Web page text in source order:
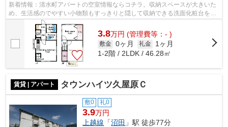
新着情報：清水町アパートの空室情報ならコチラ。収納スペースが大きいた
め、生活感のでやすい小物類もすっきりと隠して収納できる洗面化粧台を採
用しております。収納はクロゼット・...
3.8万円 (管理費等：- )
敷金 0ヶ月 礼金
1ヶ月
1-2階 / 2LDK / 46.28㎡
賃貸 | アパート タウンハイツ久屋原Ｃ
敷0 礼0
3.9万円
上越線 「沼田 」駅 徒歩77分